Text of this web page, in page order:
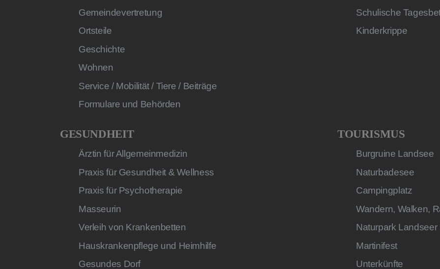
Gemeindevertretung
Ortsteile
Geschichte
Wohnen
Service / Mobilität / Tiere / Beiträge
Formulare und Behörden
Schulische
Kinderkrippe
GESUNDHEIT
Ärztin für Allgemeinmedizin
Praxis für Gesundheit & Wellness
Praxis für Psychotherapie
Masseurin
Verleih von Krankenbetten
Hauskrankenpflege und Heimhilfe
Gesundes Dorf
TOURISMUS
Burgruine Landsee
Naturbadesee
Campingplatz
Wandern, Walken,
Naturpark Landseer
Martinifest
Unterkünfte